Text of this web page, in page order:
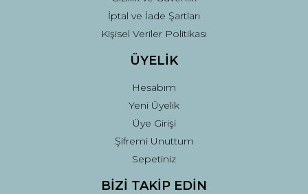
İptal ve İade Şartları
Kişisel Veriler Politikası
ÜYELİK
Hesabım
Yeni Üyelik
Üye Girişi
Şifremi Unuttum
Sepetiniz
BİZİ TAKİP EDİN